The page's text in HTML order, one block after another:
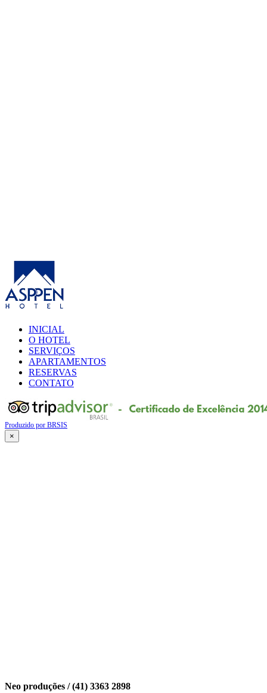
INICIAL
O HOTEL
SERVIÇOS
APARTAMENTOS
RESERVAS
CONTATO
Produzido por BRSIS
×
Neo produções / (41) 3363 2898